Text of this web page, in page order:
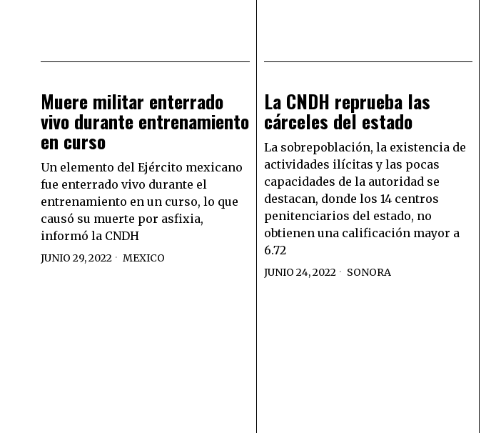
Muere militar enterrado
vivo durante entrenamiento
en curso
Un elemento del Ejército mexicano
fue enterrado vivo durante el
entrenamiento en un curso, lo que
causó su muerte por asfixia,
informó la CNDH
JUNIO 29, 2022 MEXICO
La CNDH reprueba las
cárceles del estado
La sobrepoblación, la existencia de
actividades ilícitas y las pocas
capacidades de la autoridad se
destacan, donde los 14 centros
penitenciarios del estado, no
obtienen una calificación mayor a
6.72
JUNIO 24, 2022 SONORA